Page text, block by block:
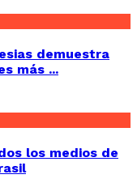
demuestra
más ...
los medios de